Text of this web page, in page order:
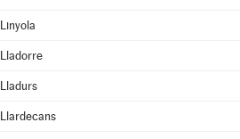
Linyola
Lladorre
Lladurs
Llardecans